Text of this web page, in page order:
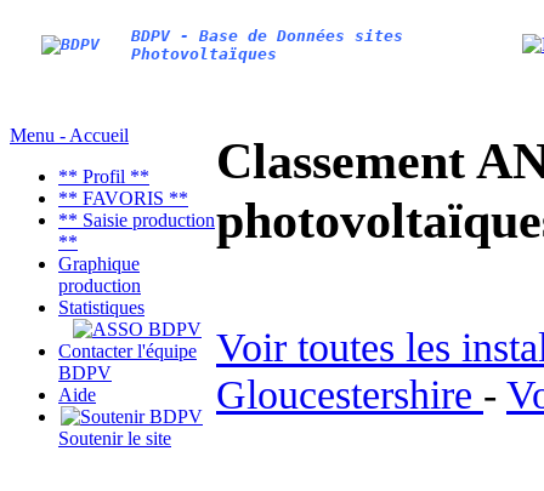
BDPV - Base de Données sites
Photovoltaïques
Menu - Accueil
** Profil **
** FAVORIS **
** Saisie production
**
Graphique
production
Statistiques
Contacter l'équipe
BDPV
Aide
Soutenir le site
Classement
Voir toutes les
Gloucestershire -